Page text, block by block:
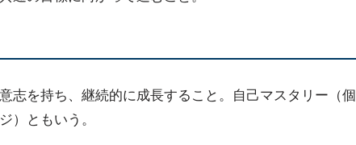
志を持ち、継続的に成長すること。自己マスタリー（個
）ともいう。